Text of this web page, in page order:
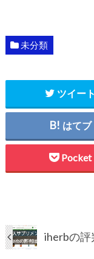
未分類
ツイート
はてブ
Pocket
iherbの評